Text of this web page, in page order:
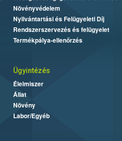
Növényvédelem
Nyilvántartási és Felügyeleti Díj
Rendszerszervezés és felügyelet
Termékpálya-ellenőrzés
Ügyintézés
Élelmiszer
Állat
Növény
Labor/Egyéb